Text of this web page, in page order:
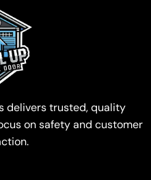
delivers trusted, quality
on safety and customer